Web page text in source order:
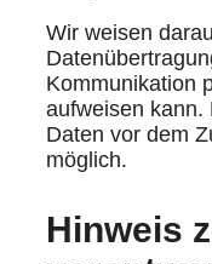
Wir weisen
Kommunikation
aufweisen kann.
Daten vor dem
möglich.
Hinweis